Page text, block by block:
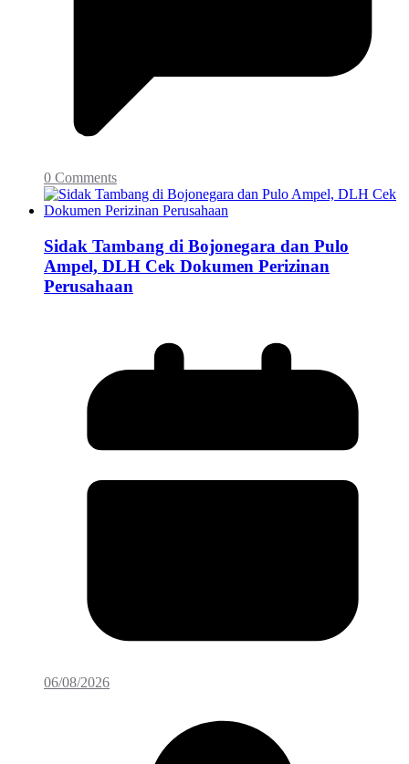
0 Comments
Sidak Tambang di Bojonegara dan Pulo
Ampel, DLH Cek Dokumen Perizinan
Perusahaan
06/08/2026